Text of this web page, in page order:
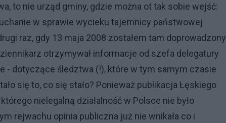
to nie urząd gminy, gdzie można ot tak sobie wejść:
w sprawie wycieku tajemnicy państwowej
raz, gdy 13 maja 2008 zostałem tam doprowadzony
otrzymywał informacje od szefa delegatury
- dotyczące śledztwa (!), które w tym samym czasie
się to, co się stało? Ponieważ publikacja Łęskiego
nielegalną działalność w Polsce nie było
rejwachu opinia publiczna już nie wnikała co i